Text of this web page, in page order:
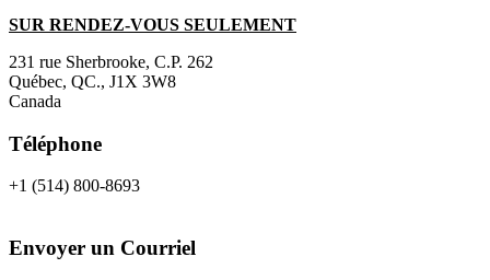
SUR RENDEZ-VOUS SEULEMENT
231 rue Sherbrooke, C.P. 262
Québec, QC., J1X 3W8
Canada
Téléphone
+1 (514) 800-8693
Envoyer un Courriel